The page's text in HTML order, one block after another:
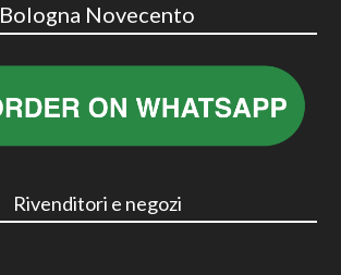
Bologna Novecento
Rivenditori e negozi